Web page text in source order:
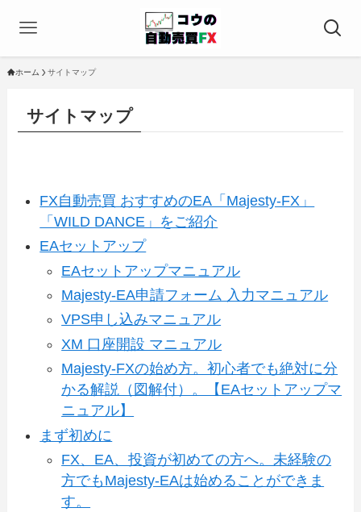
ホーム サイトマップ
サイトマップ
FX自動売買 おすすめのEA「Majesty-FX」
「WILD DANCE」をご紹介
EAセットアップ
EAセットアップマニュアル
Majesty-EA申請フォーム 入力マニュアル
VPS申し込みマニュアル
XM 口座開設 マニュアル
Majesty-FXの始め方。初心者でも絶対に分
かる解説（図解付）。【EAセットアップマ
ニュアル】
まず初めに
FX、EA、投資が初めての方へ。未経験の
方でもMajesty-EAは始めることができま
す。